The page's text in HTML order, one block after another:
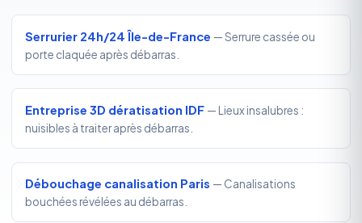
Serrurier 24h/24 Île-de-France — Serrure cassée ou
porte claquée après débarras.
Entreprise 3D dératisation IDF — Lieux insalubres :
nuisibles à traiter après débarras.
Débouchage canalisation Paris — Canalisations
bouchées révélées au débarras.